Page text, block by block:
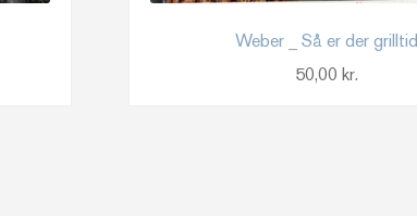
Weber _ Så er der grilltid
50,00kr.